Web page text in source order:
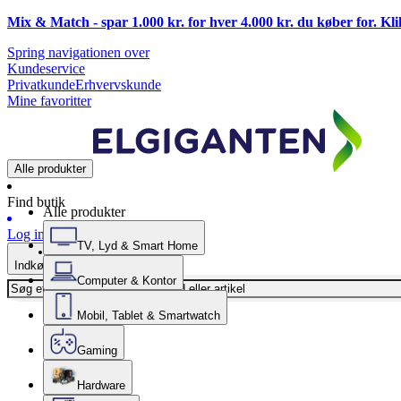
Mix & Match - spar 1.000 kr. for hver 4.000 kr. du køber for.
Spring navigationen over
Kundeservice
PrivatkundeErhvervskunde
Mine favoritter
Alle produkter
Find butik
Log ind
Indkøbskurv
Alle produkter
TV, Lyd & Smart Home
Computer & Kontor
Mobil, Tablet & Smartwatch
Gaming
Hardware